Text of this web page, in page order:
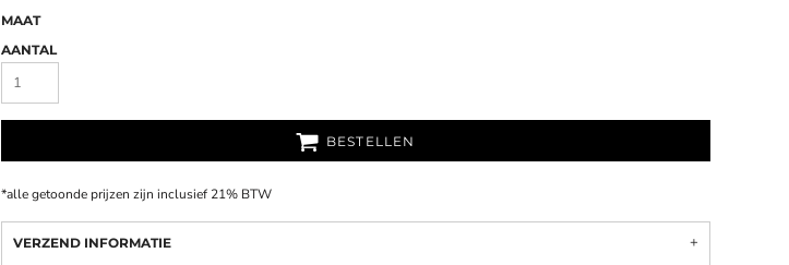
MAAT
AANTAL
BESTELLEN
*alle getoonde prijzen zijn inclusief 21% BTW
VERZEND INFORMATIE